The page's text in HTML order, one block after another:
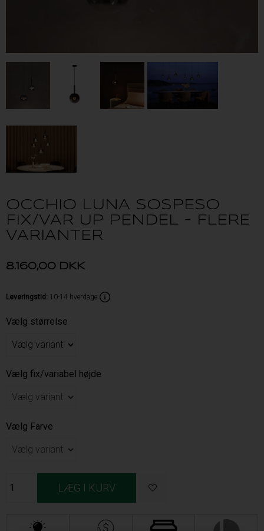
OCCHIO LUNA SOSPESO
FIX/VAR UP PENDEL - FLERE
VARIANTER
8.160,00 DKK
Leveringstid : 10-14 hverdage
Vælg størrelse
Vælg fix/variabel højde
Vælg Farve